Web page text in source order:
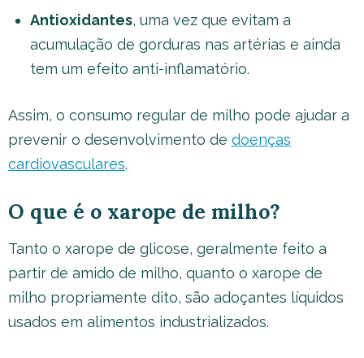
Antioxidantes, uma vez que evitam a
acumulação de gorduras nas artérias e ainda
tem um efeito anti-inflamatório.
Assim, o consumo regular de milho pode ajudar a
prevenir o desenvolvimento de doenças
cardiovasculares.
O que é o xarope de milho?
Tanto o xarope de glicose, geralmente feito a
partir de amido de milho, quanto o xarope de
milho propriamente dito, são adoçantes líquidos
usados em alimentos industrializados.